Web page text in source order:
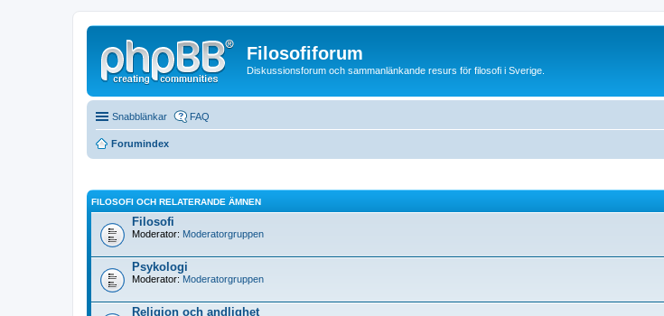
Filosofiforum
Diskussionsforum och sammanlänkande resurs för filosofi i Sverige.
Snabblänkar FAQ
Forumindex
FILOSOFI OCH RELATERANDE ÄMNEN
Filosofi
Moderator: Moderatorgruppen
Psykologi
Moderator: Moderatorgruppen
Religion och andlighet